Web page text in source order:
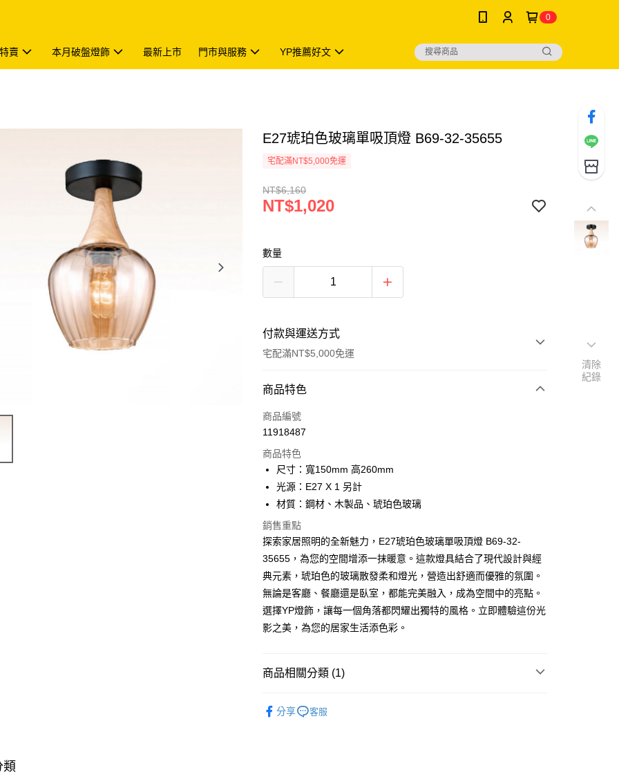
0
賣 本月破盤燈飾 最新上市 門市與服務 YP推薦好文
E27琥珀色玻璃單吸頂燈 B69-32-35655
宅配滿NT$5,000免運
NT$6,160
NT$1,020
數量
付款與運送方式
宅配滿NT$5,000免運
付款方式
信用卡一次付款
Apple Pay
街口支付
Google Pay
AFTEE先享後付
相關說明
【關於「AFTEE先享後付」】
AFTEE先享後付是「在收到商品之後才付款」的支付方式。 讓您購物簡單
２．便利：只要手機號碼，簡訊認證，即可結帳。
【「AFTEE先享後付」結帳流程】
ATM付款
運送方式
新竹貨運宅配
商品特色
商品編號
11918487
商品特色
尺寸：寬150mm 高260mm
光源：E27 X 1 另計
材質：鋼材、木製品、琥珀色玻璃
銷售重點
探索家居照明的全新魅力，E27琥珀色玻璃單吸頂燈 B69-32-
35655，為您的空間增添一抹暖意。這款燈具結合了現代設計與經
典元素，琥珀色的玻璃散發柔和燈光，營造出舒適而優雅的氛圍。
無論是客廳、餐廳還是臥室，都能完美融入，成為空間中的亮點。
選擇YP燈飾，讓每一個角落都閃耀出獨特的風格。立即體驗這份光
影之美，為您的居家生活添色彩。
商品相關分類 (1)
分享
客服
類
清除
紀錄